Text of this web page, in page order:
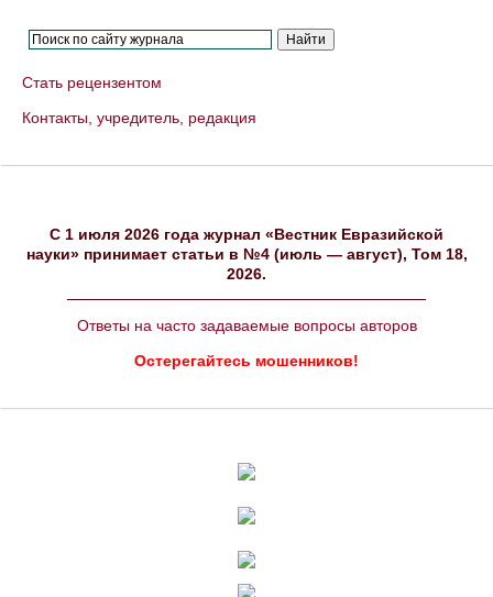
Стать рецензентом
Контакты, учредитель, редакция
C 1 июля 2026 года журнал «Вестник Евразийской
науки» принимает статьи в №4 (июль — август), Том 18,
2026.
Ответы на часто задаваемые вопросы авторов
Остерегайтесь мошенников!